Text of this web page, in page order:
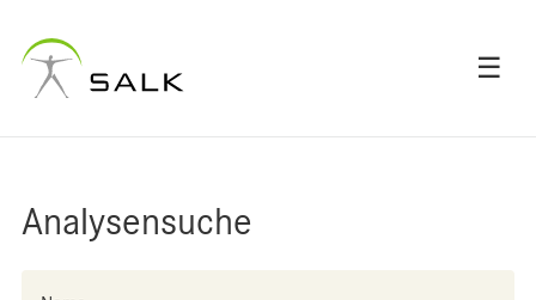
☰
Analysensuche